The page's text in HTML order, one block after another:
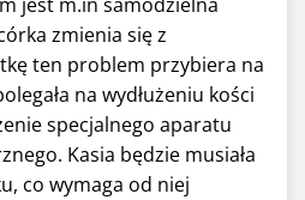
jest m.in samodzielna
zmienia się z
ten problem przybiera na
na wydłużeniu kości
specjalnego aparatu
Kasia będzie musiała
co wymaga od niej